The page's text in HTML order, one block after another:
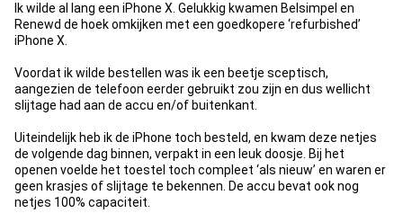
Ik wilde al lang een iPhone X. Gelukkig kwamen Belsimpel en
Renewd de hoek omkijken met een goedkopere ‘refurbished’
iPhone X.
Voordat ik wilde bestellen was ik een beetje sceptisch,
aangezien de telefoon eerder gebruikt zou zijn en dus wellicht
slijtage had aan de accu en/of buitenkant.
Uiteindelijk heb ik de iPhone toch besteld, en kwam deze netjes
de volgende dag binnen, verpakt in een leuk doosje. Bij het
openen voelde het toestel toch compleet ‘als nieuw’ en waren er
geen krasjes of slijtage te bekennen. De accu bevat ook nog
netjes 100% capaciteit.